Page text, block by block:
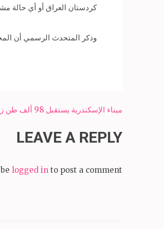
كردستان العراق أو أي حالة
وذكر المتحدث الرسمي أن
Post
ميناء الإسكندرية يستقبل 98 ألف طن زيت طعام وقمح وفحم
LEAVE A REPLY
logged in to post a comment.